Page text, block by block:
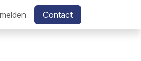
Contact